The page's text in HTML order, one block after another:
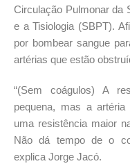
Circulação Pulmonar da
e a Tisiologia (SBPT).
por bombear sangue
artérias que estão
“(Sem coágulos) A
pequena, mas a
uma resistência maior
Não dá tempo de o
explica Jorge Jacó.